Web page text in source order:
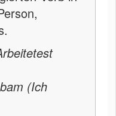
(Ich